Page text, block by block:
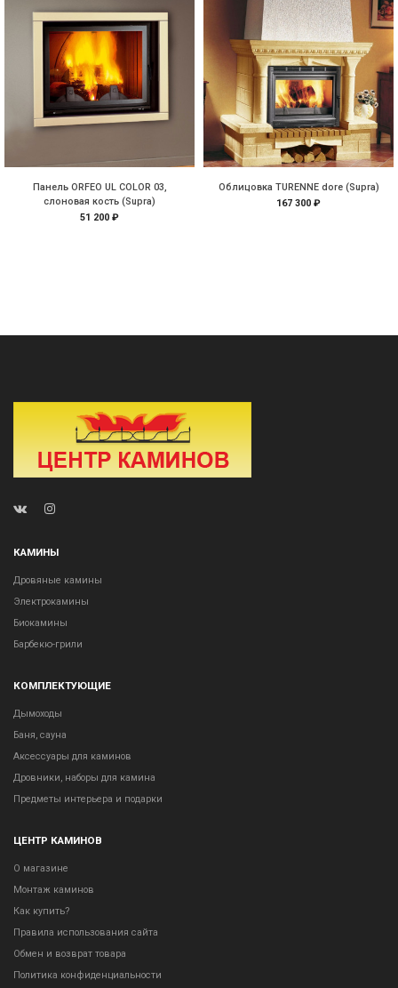
Панель ORFEO UL COLOR 03,
слоновая кость (Supra)
51 200 ₽
Облицовка TURENNE dore (Supra)
167 300 ₽
КАМИНЫ
Дровяные камины
Электрокамины
Биокамины
Барбекю-грили
КОМПЛЕКТУЮЩИЕ
Дымоходы
Баня, сауна
Аксессуары для каминов
Дровники, наборы для камина
Предметы интерьера и подарки
ЦЕНТР КАМИНОВ
О магазине
Монтаж каминов
Как купить?
Правила использования сайта
Обмен и возврат товара
Политика конфиденциальности